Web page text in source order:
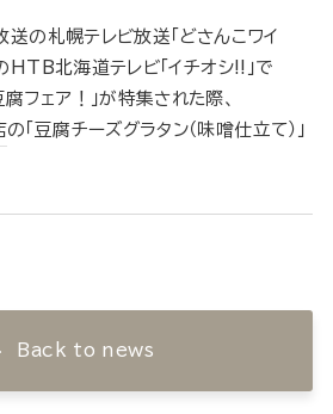
の札幌テレビ放送「どさんこワイ
HTB北海道テレビ「イチオシ!!」で
フェア！」が特集された際、
の「豆腐チーズグラタン（味噌仕立て）」
Back to news